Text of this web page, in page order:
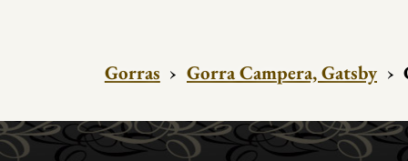
Gorras › Gorra Campera, Gatsby ›